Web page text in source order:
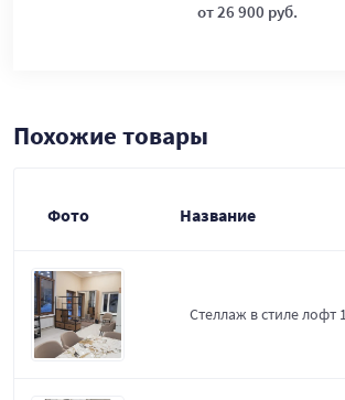
от 26 900 руб.
Похожие товары
Фото Название
Стеллаж в стиле лофт